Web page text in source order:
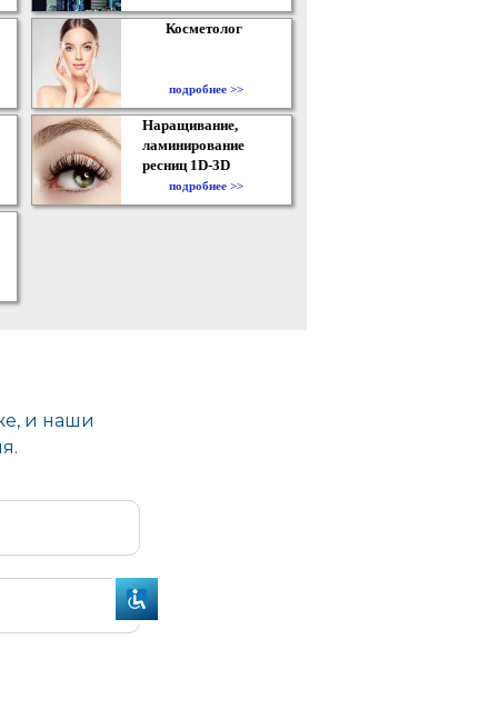
Косметолог
подробнее >>
Наращивание,
ламинирование
ресниц 1D-3D
подробнее >>